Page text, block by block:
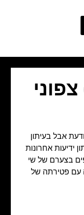
אבל בעיתון
ידיעות אחרונות
בצערם של שי
עם פטירתה של